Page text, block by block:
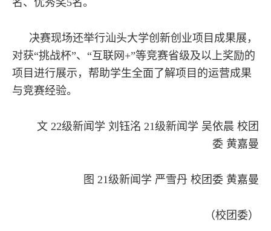
名、优秀奖5名。
决赛现场还举行汕头大学创新创业项目成果展，
对获“挑战杯”、“互联网+”等竞赛省级及以上奖励的
项目进行展示，帮助学生全面了解项目的运营成果
与竞赛经验。
文 22级新闻学 刘钰洺 21级新闻学 吴依晨 校团
委 黄嘉曼
图 21级新闻学 严雪丹 校团委 黄嘉曼
（校团委）